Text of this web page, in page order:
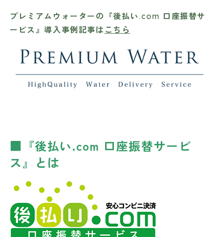
プレミアムウォーターの『後払い.com 口座振替サ
ービス』導入事例記事は こちら
■『後払い.com 口座振替サービ
ス』とは